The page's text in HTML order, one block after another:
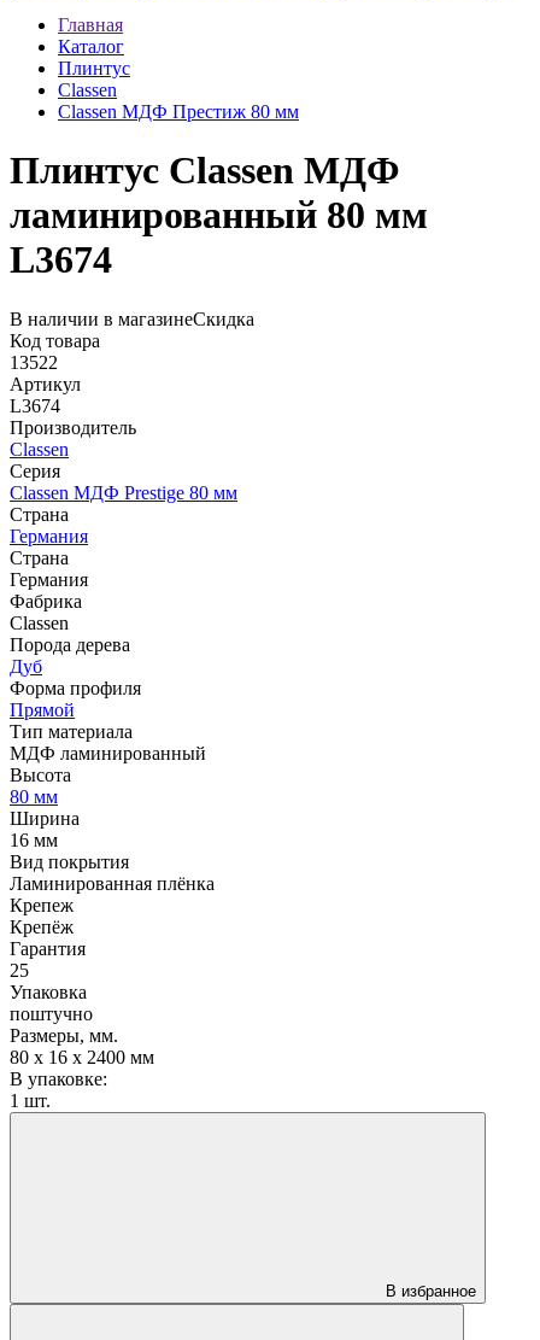
Главная
Каталог
Плинтус
Classen
Classen МДФ Престиж 80 мм
Плинтус Classen МДФ
ламинированный 80 мм
L3674
В наличии в магазинеСкидка
Код товара
13522
Артикул
L3674
Производитель
Classen
Серия
Classen МДФ Prestige 80 мм
Страна
Германия
Страна
Германия
Фабрика
Classen
Порода дерева
Дуб
Форма профиля
Прямой
Тип материала
МДФ ламинированный
Высота
80 мм
Ширина
16 мм
Вид покрытия
Ламинированная плёнка
Крепеж
Крепёж
Гарантия
25
Упаковка
поштучно
Размеры, мм.
80 х 16 х 2400 мм
В упаковке:
1 шт.
В избранное